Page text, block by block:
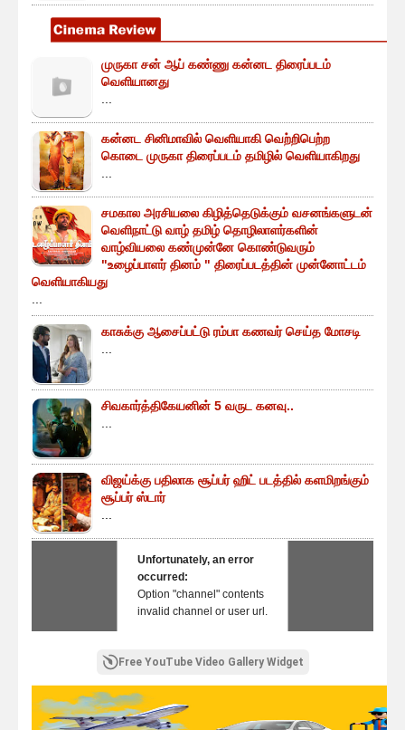
முருகா சன் ஆப் கண்ணு கன்னட திரைப்படம்
வெளியானது
...
கன்னட சினிமாவில் வெளியாகி வெற்றிபெற்ற
கொடை முருகா திரைப்படம் தமிழில் வெளியாகிறது
...
சமகால அரசியலை கிழித்தெடுக்கும் வசனங்களுடன்
வெளிநாட்டு வாழ் தமிழ் தொழிலாளர்களின்
வாழ்வியலை கண்முன்னே கொண்டுவரும்
"உழைப்பாளர் தினம் " திரைப்படத்தின் முன்னோட்டம்
வெளியாகியது
...
காசுக்கு ஆசைப்பட்டு ரம்பா கணவர் செய்த மோசடி
...
சிவகார்த்திகேயனின் 5 வருட கனவு..
...
விஜய்க்கு பதிலாக சூப்பர் ஹிட் படத்தில் களமிறங்கும்
சூப்பர் ஸ்டார்
...
Unfortunately, an error
occurred:
Option "channel" contents
invalid channel or user url.
Free YouTube Video Gallery Widget